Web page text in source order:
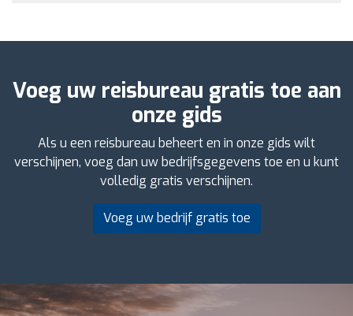
Voeg uw reisbureau gratis toe aan
onze gids
Als u een reisbureau beheert en in onze gids wilt
verschijnen, voeg dan uw bedrijfsgegevens toe en u kunt
volledig gratis verschijnen.
Voeg uw bedrijf gratis toe